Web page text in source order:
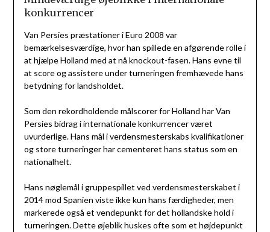
konkurrencer
Van Persies præstationer i Euro 2008 var
bemærkelsesværdige, hvor han spillede en afgørende rolle i
at hjælpe Holland med at nå knockout-fasen. Hans evne til
at score og assistere under turneringen fremhævede hans
betydning for landsholdet.
Som den rekordholdende målscorer for Holland har Van
Persies bidrag i internationale konkurrencer været
uvurderlige. Hans mål i verdensmesterskabs kvalifikationer
og store turneringer har cementeret hans status som en
nationalhelt.
Hans nøglemål i gruppespillet ved verdensmesterskabet i
2014 mod Spanien viste ikke kun hans færdigheder, men
markerede også et vendepunkt for det hollandske hold i
turneringen. Dette øjeblik huskes ofte som et højdepunkt